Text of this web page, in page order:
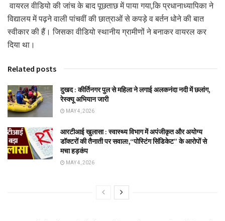
वायरल वीडियो की जांच के बाद पूछताछ में पाया गया,कि प्रधानाध्यापिका ने
विद्यालय में पढ़ने वाली पांचवीं की छात्राओं से कपड़े व बर्तन धोने की बात
स्वीकार की हैं। जिसका वीडियो स्थानीय ग्रामीणों ने बनाकर वायरल कर
दिया था।
Related posts
दुखद : कीर्तिनगर पुल से महिला ने लगाई अलकनंदा नदी में छलांग,
रेस्क्यू अभियान जारी
MAY 4, 2026
आरटीआई खुलासा : स्वास्थ्य विभाग में अपंजीकृत और अयोग्य
डॉक्टरों की तैनाती पर सवाल!,“पोस्टिंग सिंडिकेट” के आरोपों से
मचा हड़कंप
MAY 4, 2026